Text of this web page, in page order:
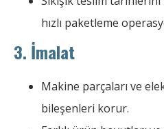
hızlı paketleme
3. İmalat
Makine parçaları ve
bileşenleri korur.